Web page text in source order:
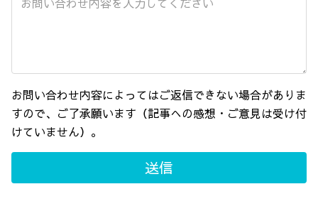
お問い合わせ内容によってはご返信できない場合がありま
すので、ご了承願います（記事への感想・ご意見は受け付
けていません）。
送信